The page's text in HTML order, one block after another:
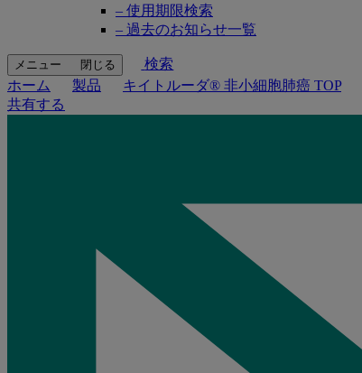
– 使用期限検索
– 過去のお知らせ一覧
メニュー 閉じる
検索
ホーム
製品 キイトルーダ® 非小細胞肺癌 TOP
共有する